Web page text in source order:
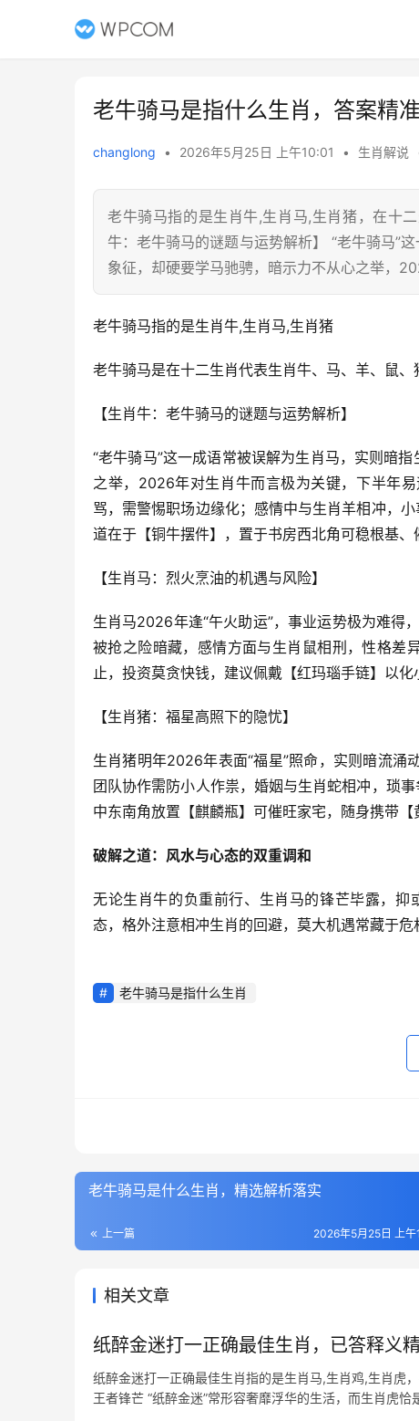
老牛骑马是指什么生肖，答案精
changlong • 2026年5月25日 上午10:01 • 生肖解说
老牛骑马指的是生肖牛,生肖马,生肖猪，在十
牛：老牛骑马的谜题与运势解析】 “老牛骑马”
象征，却硬要学马驰骋，暗示力不从心之举，
老牛骑马指的是生肖牛,生肖马,生肖猪
老牛骑马是在十二生肖代表生肖牛、马、羊、鼠、
【生肖牛：老牛骑马的谜题与运势解析】
“老牛骑马”这一成语常被误解为生肖马，实则暗
之举，2026年对生肖牛而言极为关键，下半年
骂，需警惕职场边缘化；感情中与生肖羊相冲，
道在于【铜牛摆件】，置于书房西北角可稳根基、
【生肖马：烈火烹油的机遇与风险】
生肖马2026年逢“午火助运”，事业运势极为难得
被抢之险暗藏，感情方面与生肖鼠相刑，性格差
止，投资莫贪快钱，建议佩戴【红玛瑙手链】以
【生肖猪：福星高照下的隐忧】
生肖猪明年2026年表面“福星”照命，实则暗流涌
团队协作需防小人作祟，婚姻与生肖蛇相冲，琐
中东南角放置【麒麟瓶】可催旺家宅，随身携带【
破解之道：风水与心态的双重调和
无论生肖牛的负重前行、生肖马的锋芒毕露，
态，格外注意相冲生肖的回避，莫大机遇常藏于
老牛骑马是指什么生肖
老牛骑马是什么生肖，精选解析落实
上一篇 2026年5月25日 上午
相关文章
纸醉金迷打一正确最佳生肖，已答释义
纸醉金迷打一正确最佳生肖指的是生肖马,生肖鸡,生肖虎
王者锋芒 “纸醉金迷”常形容奢靡浮华的生活，而生肖虎